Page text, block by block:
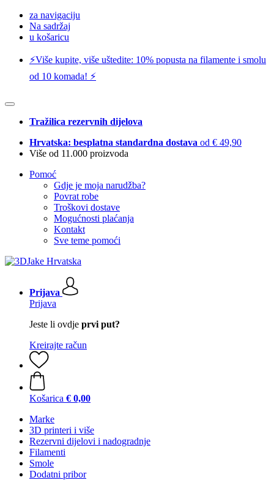
za navigaciju
Na sadržaj
u košaricu
⚡️Više kupite, više uštedite: 10% popusta na filamente i smolu
od 10 komada! ⚡️
Tražilica rezervnih dijelova
Hrvatska: besplatna standardna dostava od € 49,90
Više od 11.000 proizvoda
Pomoć
Gdje je moja narudžba?
Povrat robe
Troškovi dostave
Mogućnosti plaćanja
Kontakt
Sve teme pomoći
Prijava
Prijava
Jeste li ovdje prvi put?
Kreirajte račun
Košarica € 0,00
Marke
3D printeri i više
Rezervni dijelovi i nadogradnje
Filamenti
Smole
Dodatni pribor